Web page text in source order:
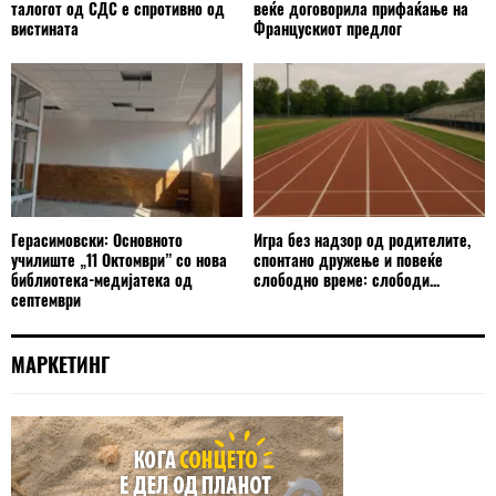
талогот од СДС е спротивно од
вистината
веќе договорила прифаќање на
Францускиот предлог
Герасимовски: Основното
училиште „11 Октомври” со нова
библиотека-медијатека од
септември
Игра без надзор од родителите,
спонтано дружење и повеќе
слободно време: слободи...
МАРКЕТИНГ